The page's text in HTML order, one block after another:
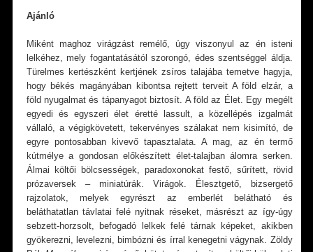
Ajánló
Miként maghoz virágzást remélő, úgy viszonyul az én isteni
lelkéhez, mely fogantatásától szorongó, édes szentséggel áldja.
Türelmes kertészként kertjének zsíros talajába temetve hagyja,
hogy békés magányában kibontsa rejtett terveit A föld elzár, a
föld nyugalmat és tápanyagot biztosít. A föld az Élet. Egy megélt
egyedi és egyszeri élet éretté lassult, a közellépés izgalmát
vállaló, a végigkövetett, tekervényes szálakat nem kisimító, de
egyre pontosabban kivevő tapasztalata. A mag, az én termő
kútmélye a gondosan előkészített élet-talajban álomra serken.
Álmai költői bölcsességek, paradoxonokat festő, sűrített, rövid
prózaversek – miniatúrák. Virágok. Élesztgető, bizsergető
rajzolatok, melyek egyrészt az emberlét belátható és
beláthatatlan távlatai felé nyitnak réseket, másrészt az így-úgy
sebzett-horzsolt, befogadó lelkek felé tárnak képeket, akikben
gyökerezni, levelezni, bimbózni és írral kenegetni vágynak. Zöldy